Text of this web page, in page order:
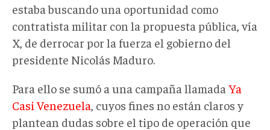
estaba buscando una oportunidad como
contratista militar con la propuesta pública, vía
X, de derrocar por la fuerza el gobierno del
presidente Nicolás Maduro.
Para ello se sumó a una campaña llamada Ya
Casi Venezuela , cuyos fines no están claros y
plantean dudas sobre el tipo de operación que